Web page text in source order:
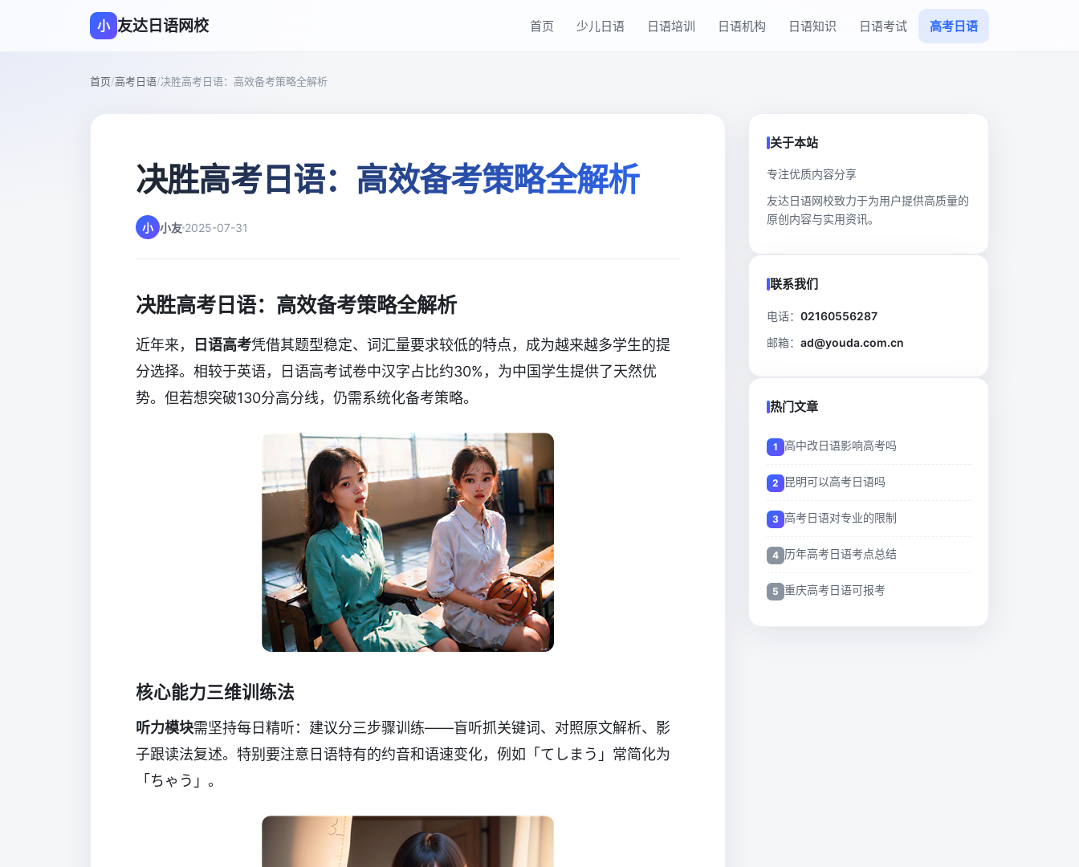
小 友达日语网校 首页 少儿日语 日语培训 日语机构 日语知识 日语考试 高考日语
首页/高考日语/决胜高考日语：高效备考策略全解析
决胜高考日语：高效备考策略全解析
小 小友 2025-07-31
决胜高考日语：高效备考策略全解析
近年来， 日语高考凭借其题型稳定、词汇量要求较低的特点，成为越来越多学生的提
分选择。相较于英语，日语高考试卷中汉字占比约30%，为中国学生提供了天然优
势。但若想突破130分高分线，仍需系统化备考策略。
核心能力三维训练法
听力模块需坚持每日精听：建议分三步骤训练——盲听抓关键词、对照原文解析、影
子跟读法复述。特别要注意日语特有的约音和语速变化，例如「てしまう」常简化为
「ちゃう」。
关于本站
专注优质内容分享
友达日语网校致力于为用户提供高质量的
原创内容与实用资讯。
联系我们
电话： 02160556287
邮箱： ad@youda.com.cn
热门文章
高中改日语影响高考吗
昆明可以高考日语吗
高考日语对专业的限制
历年高考日语考点总结
重庆高考日语可报考